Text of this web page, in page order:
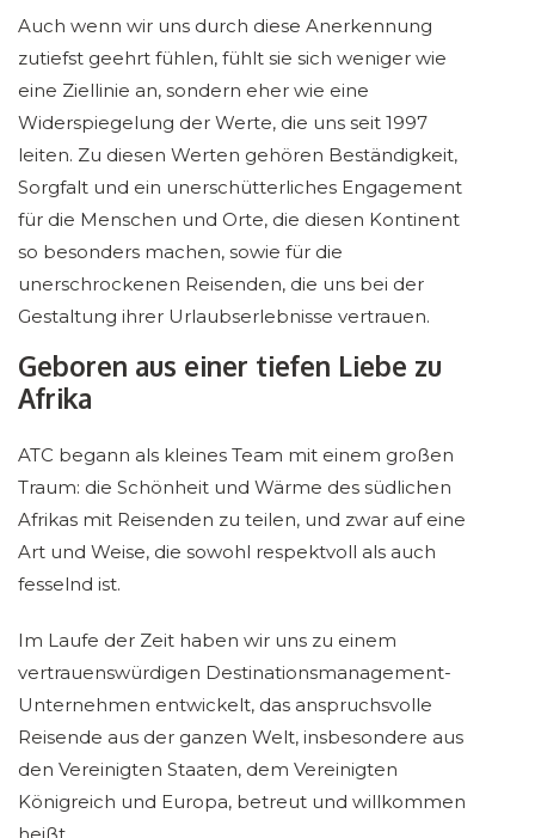
Auch wenn wir uns durch diese Anerkennung
zutiefst geehrt fühlen, fühlt sie sich weniger wie
eine Ziellinie an, sondern eher wie eine
Widerspiegelung der Werte, die uns seit 1997
leiten. Zu diesen Werten gehören Beständigkeit,
Sorgfalt und ein unerschütterliches Engagement
für die Menschen und Orte, die diesen Kontinent
so besonders machen, sowie für die
unerschrockenen Reisenden, die uns bei der
Gestaltung ihrer Urlaubserlebnisse vertrauen.
Geboren aus einer tiefen Liebe zu
Afrika
ATC begann als kleines Team mit einem großen
Traum: die Schönheit und Wärme des südlichen
Afrikas mit Reisenden zu teilen, und zwar auf eine
Art und Weise, die sowohl respektvoll als auch
fesselnd ist.
Im Laufe der Zeit haben wir uns zu einem
vertrauenswürdigen Destinationsmanagement-
Unternehmen entwickelt, das anspruchsvolle
Reisende aus der ganzen Welt, insbesondere aus
den Vereinigten Staaten, dem Vereinigten
Königreich und Europa, betreut und willkommen